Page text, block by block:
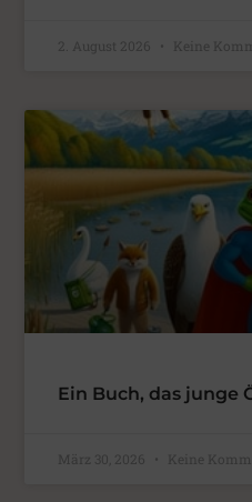
2. August 2026 Keine
Ein Buch, das junge
März 30, 2026 Keine